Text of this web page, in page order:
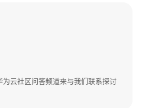
云社区问答频道来与我们联系探讨